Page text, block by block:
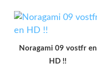
Noragami 09 vostfr en
HD !!